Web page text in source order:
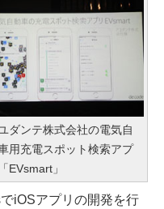
ダンテ株式会社の電気自
用充電スポット検索アプ
EVsmart」
iOSアプリの開発を行